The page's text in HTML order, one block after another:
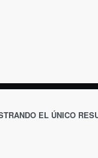
EL ÚNICO